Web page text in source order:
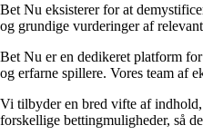
Bet Nu eksisterer for at
og grundige vurderinger af
Bet Nu er en dedikeret platform
og erfarne spillere. Vores team af
Vi tilbyder en bred vifte af indhold,
forskellige bettingmuligheder, så